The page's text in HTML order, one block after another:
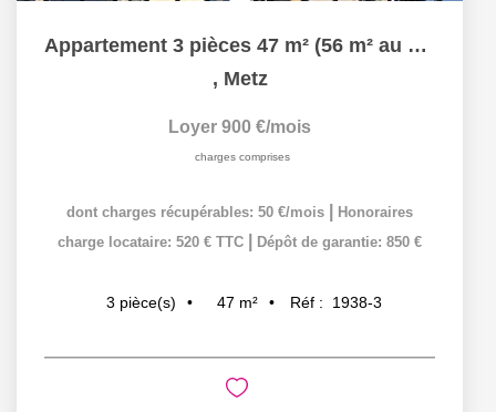
Appartement 3 pièces 47 m² (56 m² au sol) à louer à METZ...
, Metz
Loyer 900 €/mois
charges comprises
dont charges récupérables: 50 €/mois
Honoraires
charge locataire: 520 € TTC
Dépôt de garantie: 850 €
3 pièce(s) 47 m² Réf : 1938-3